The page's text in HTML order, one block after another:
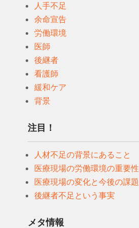
人手不足
余命宣告
労働環境
医師
後継者
看護師
緩和ケア
背景
注目！
人材不足の背景にあること
医療現場の労働環境の重要性
医療現場の変化と今後の課題
後継者不足という事実
メタ情報